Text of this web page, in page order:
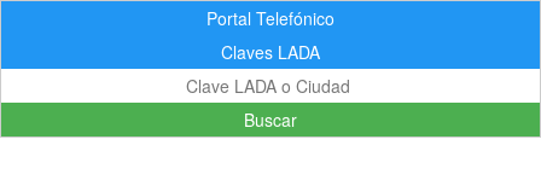
Portal Telefónico
Claves LADA
Buscar